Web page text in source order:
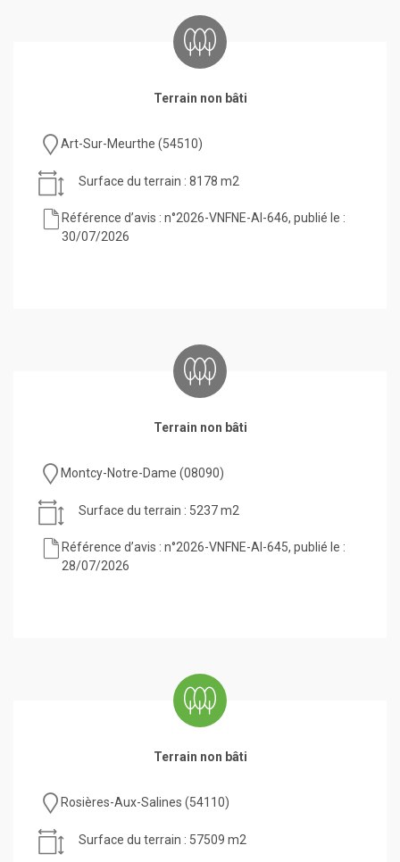
Terrain non bâti
Art-Sur-Meurthe (54510)
Surface du terrain : 8178 m2
Référence d’avis : n°2026-VNFNE-AI-646, publié le :
30/07/2026
Terrain non bâti
Montcy-Notre-Dame (08090)
Surface du terrain : 5237 m2
Référence d’avis : n°2026-VNFNE-AI-645, publié le :
28/07/2026
Terrain non bâti
Rosières-Aux-Salines (54110)
Surface du terrain : 57509 m2